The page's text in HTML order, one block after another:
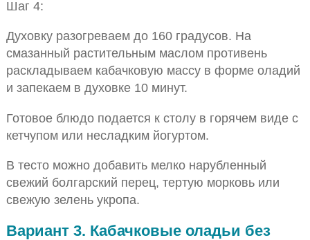
Шаг 4:
Духовку разогреваем до 160 градусов. На
смазанный растительным маслом противень
раскладываем кабачковую массу в форме оладий
и запекаем в духовке 10 минут.
Готовое блюдо подается к столу в горячем виде с
кетчупом или несладким йогуртом.
В тесто можно добавить мелко нарубленный
свежий болгарский перец, тертую морковь или
свежую зелень укропа.
Вариант 3. Кабачковые оладьи без